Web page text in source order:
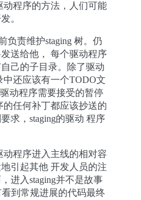
程序的方法，人们可能
。
负责维护staging 树。仍
送给他， 每个驱动程序
自己的子目录。除了驱动
还应该有一个TODO文
动程序需要接受的暂停
任何补丁都应该抄送的
求，staging的驱动 程序
动程序进入主线的相对容
引起其他 开发人员的注
进入staging并不是故事
看到常规进展的代码最终